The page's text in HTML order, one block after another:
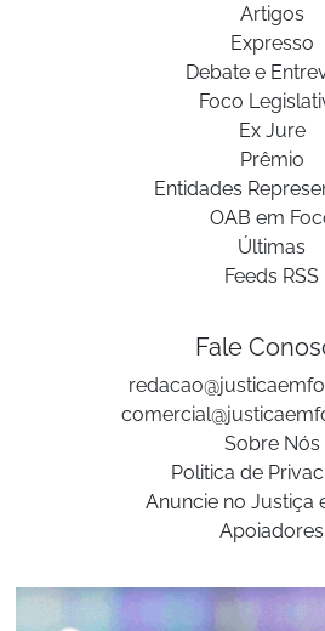
Artigos
Expresso
Debate e
Foco
Ex Jure
Prêmio
Entidades
OAB em
Últimas
Feeds RSS
Fale
Sobre Nós
Politica de
Anuncie no Justiça
Apoiadores